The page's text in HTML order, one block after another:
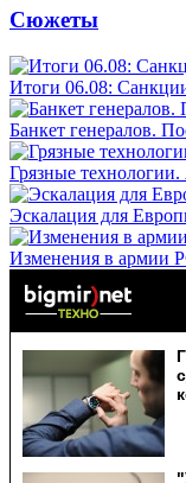
Сюжеты
Итоги 06.08:
Банкет генералов.
Грязные
Эскалация для
Изменения в армии